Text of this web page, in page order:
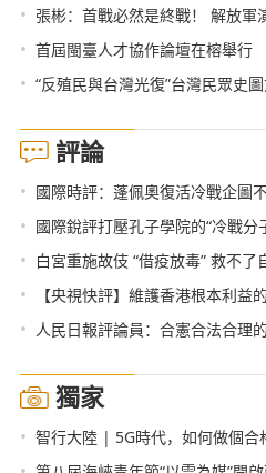
• 張彬：首戰必然是終戰！ 解放軍
• 首屆閩臺人才協作論壇在榕舉行
• “反殖民與台灣光復”台灣民眾史
評論
• 國際時評：蓬佩奧復活冷戰企圖
• 國際銳評打壓孔子學院的“冷戰分
• 白宮重施故伎 “借疫放毒” 救不了
• 【央視快評】維護香港根本利益
• 人民日報評論員：合憲合法合理
獨家
• 智行大陸 | 5G時代，如何做個合